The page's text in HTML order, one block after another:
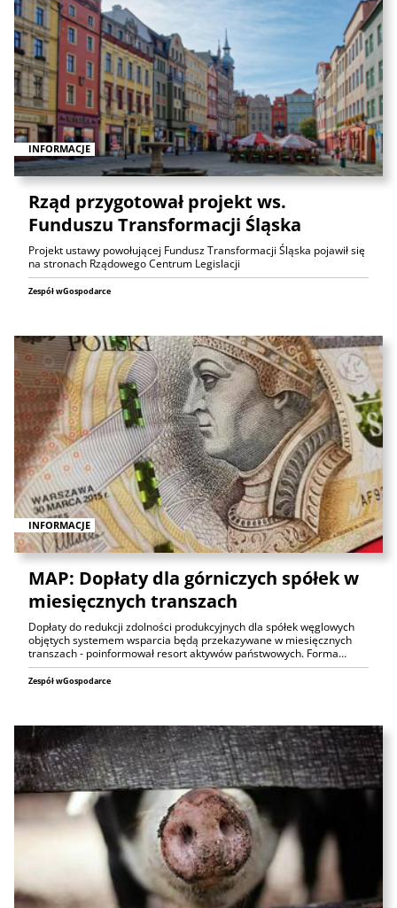
INFORMACJE
Rząd przygotował projekt ws.
Funduszu Transformacji Śląska
Projekt ustawy powołującej Fundusz Transformacji Śląska pojawił się
na stronach Rządowego Centrum Legislacji
Zespół wGospodarce
INFORMACJE
MAP: Dopłaty dla górniczych spółek w
miesięcznych transzach
Dopłaty do redukcji zdolności produkcyjnych dla spółek węglowych
objętych systemem wsparcia będą przekazywane w miesięcznych
transzach - poinformował resort aktywów państwowych. Forma…
Zespół wGospodarce